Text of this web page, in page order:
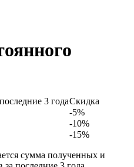
3 годаСкидка
-5%
-10%
-15%
сумма полученных и